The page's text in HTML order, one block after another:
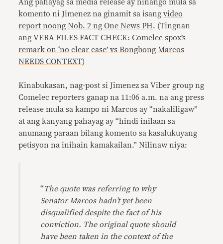
Ang pahayag sa media release ay hinango mula sa
komento ni Jimenez na ginamit sa isangvideo
report noong Nob. 2 ng One News PH. (Tingnan
angVERA FILES FACT CHECK: Comelec spox’s
remark on ‘no clear case’ vs Bongbong Marcos
NEEDS CONTEXT)
Kinabukasan, nag-post si Jimenez sa Viber group ng
Comelec reporters ganap na 11:06 a.m. na ang press
release mula sa kampo ni Marcos ay “nakaliligaw”
at ang kanyang pahayag ay “hindi inilaan sa
anumang paraan bilang komento sa kasalukuyang
petisyon na inihain kamakailan.” Nilinaw niya:
“The quote was referring to why
Senator Marcos hadn’t yet been
disqualified despite the fact of his
conviction. The original quote should
have been taken in the context of the